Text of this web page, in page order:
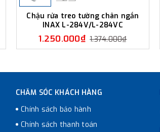
Chậu rửa treo tường chân ngắn
INAX L-284V/L-284VC
1.250.000₫ 1.374.000₫
CHĂM SÓC KHÁCH HÀNG
Chính sách bảo hành
Chính sách thanh toán